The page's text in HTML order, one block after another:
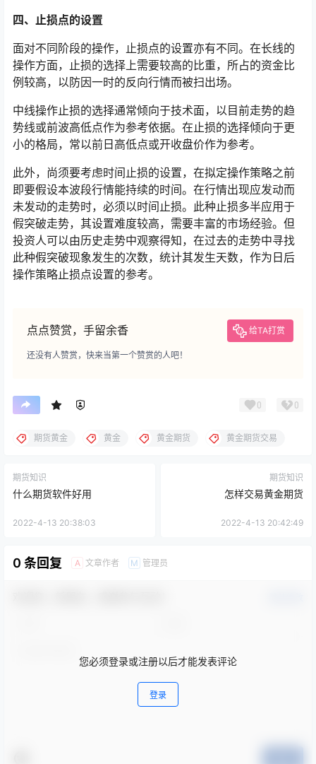
四、止损点的设置
面对不同阶段的操作，止损点的设置亦有不同。在长线的
操作方面，止损的选择上需要较高的比重，所占的资金比
例较高，以防因一时的反向行情而被扫出场。
中线操作止损的选择通常倾向于技术面，以目前走势的趋
势线或前波高低点作为参考依据。在止损的选择倾向于更
小的格局，常以前日高低点或开收盘价作为参考。
此外，尚须要考虑时间止损的设置，在拟定操作策略之前
即要假设本波段行情能持续的时间。在行情出现应发动而
未发动的走势时，必须以时间止损。此种止损多半应用于
假突破走势，其设置难度较高，需要丰富的市场经验。但
投资人可以由历史走势中观察得知，在过去的走势中寻找
此种假突破现象发生的次数，统计其发生天数，作为日后
操作策略止损点设置的参考。
点点赞赏，手留余香 给TA打赏
还没有人赞赏，快来当第一个赞赏的人吧！
0 0
期货黄金 黄金 黄金期货 黄金期货交易
期货知识
什么期货软件好用
2022-4-13 20:38:03
期货知识
怎样交易黄金期货
2022-4-13 20:42:49
0 条回复 A 文章作者 M 管理员
您必须登录或注册以后才能发表评论
登录